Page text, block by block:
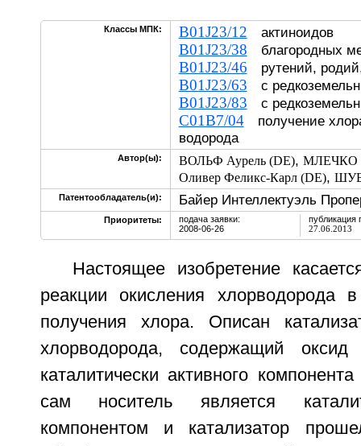
Классы МПК: B01J23/12 актиноидов
B01J23/38 благородных
B01J23/46 рутений,
B01J23/63 с
B01J23/83 с
C01B7/04получение
водорода
Автор(ы): ВОЛЬФ Аурель (DE), МЛЕЧКО
Оливер Феликс-Карл (DE),
Патентообладатель(и): Байер Интеллектуэль
Приоритеты:
подача заявки:
2008-06-26
публикация
27.06.2013
Настоящее изобретение
реакции окисления хлорводорода
получения хлора. Описан
хлорводорода, содержащий
каталитически активного
сам носитель является
компонентом и катализатор